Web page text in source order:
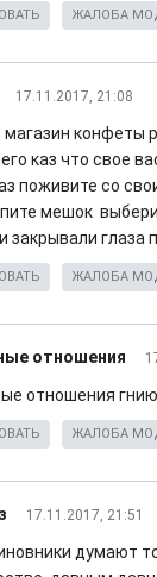
ЖАЛОБА
17.11.2017, 21:08
магазин конфеты
каз что свое
поживите со
мешок
закрывали глаза
ЖАЛОБА
отношения
отношения
ЖАЛОБА
17.11.2017, 21:51
думают